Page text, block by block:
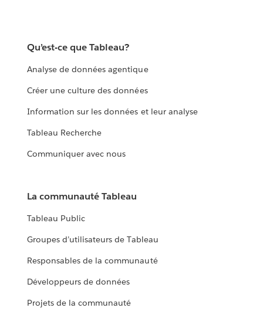
Qu’est-ce que Tableau?
Analyse de données agentique
Créer une culture des données
Information sur les données et leur analyse
Tableau Recherche
Communiquer avec nous
La communauté Tableau
Tableau Public
Groupes d’utilisateurs de Tableau
Responsables de la communauté
Développeurs de données
Projets de la communauté